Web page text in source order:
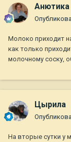
Анютика
Молоко приходит
как только
молочному соску,
Цырила
На вторые сутки у